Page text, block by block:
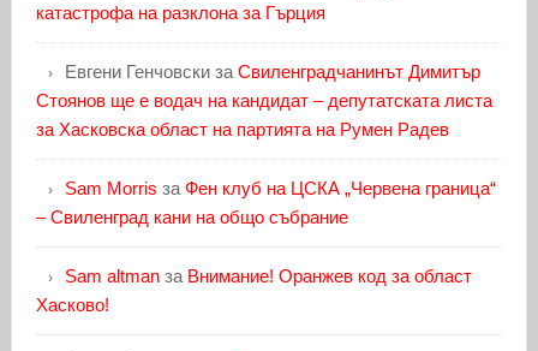
катастрофа на разклона за Гърция
Евгени Генчовскиза Свиленградчанинът Димитър
Стоянов ще е водач на кандидат – депутатската листа
за Хасковска област на партията на Румен Радев
Sam Morris за Фен клуб на ЦСКА „Червена граница“
– Свиленград кани на общо събрание
Sam altmanза Внимание! Оранжев код за област
Хасково!